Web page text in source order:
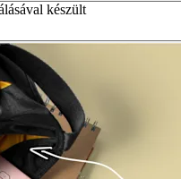
készült